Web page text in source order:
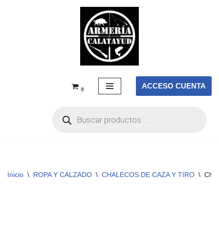
0 ACCESO CUENTA
Inicio \ ROPA Y CALZADO \ CHALECOS DE CAZA Y TIRO \